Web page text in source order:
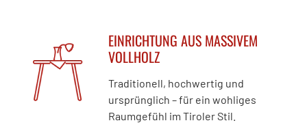
EINRICHTUNG AUS MASSIVEM
VOLLHOLZ
Traditionell, hochwertig und
ursprünglich – für ein wohliges
Raumgefühl im Tiroler Stil.